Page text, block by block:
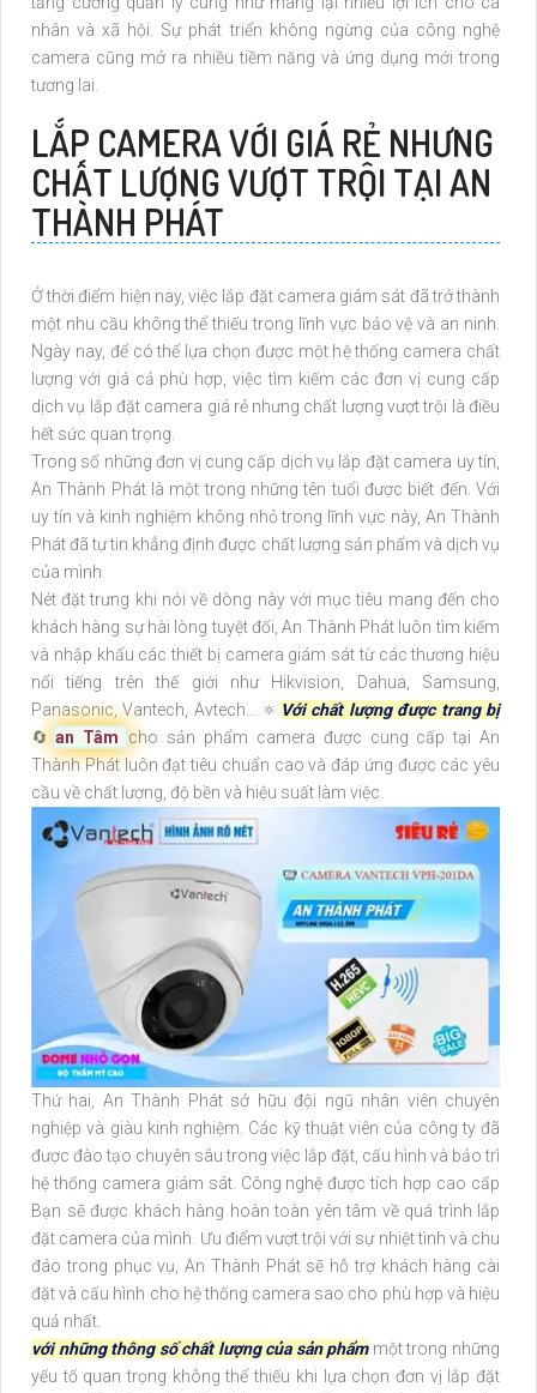
nhân và xã hội. Sự phát triển không ngừng của công nghệ
camera cũng mở ra nhiều tiềm năng và ứng dụng mới trong
tương lai.
LẮP CAMERA VỚI GIÁ RẺ NHƯNG
CHẤT LƯỢNG VƯỢT TRỘI TẠI AN
THÀNH PHÁT
Ở thời điểm hiện nay, việc lắp đặt camera giám sát đã trở thành
một nhu cầu không thể thiếu trong lĩnh vực bảo vệ và an ninh.
Ngày nay, để có thể lựa chọn được một hệ thống camera chất
lượng với giá cả phù hợp, việc tìm kiếm các đơn vị cung cấp
dịch vụ lắp đặt camera giá rẻ nhưng chất lượng vượt trội là điều
hết sức quan trọng.
Trong số những đơn vị cung cấp dịch vụ lắp đặt camera uy tín,
An Thành Phát là một trong những tên tuổi được biết đến. Với
uy tín và kinh nghiệm không nhỏ trong lĩnh vực này, An Thành
Phát đã tự tin khẳng định được chất lượng sản phẩm và dịch vụ
của mình.
Nét đặt trưng khi nói về dòng này với mục tiêu mang đến cho
khách hàng sự hài lòng tuyệt đối, An Thành Phát luôn tìm kiếm
và nhập khẩu các thiết bị camera giám sát từ các thương hiệu
nổi tiếng trên thế giới như Hikvision, Dahua, Samsung,
Panasonic, Vantech, Avtech... 🔅 Với chất lượng được trang bị
🔄 an Tâm
cho sản phẩm camera được cung cấp tại An
Thành Phát luôn đạt tiêu chuẩn cao và đáp ứng được các yêu
cầu về chất lượng, độ bền và hiệu suất làm việc.
Thứ hai, An Thành Phát sở hữu đội ngũ nhân viên chuyên
nghiệp và giàu kinh nghiệm. Các kỹ thuật viên của công ty đã
được đào tạo chuyên sâu trong việc lắp đặt, cấu hình và bảo trì
hệ thống camera giám sát. Công nghệ được tích hợp cao cấp
Bạn sẽ được khách hàng hoàn toàn yên tâm về quá trình lắp
đặt camera của mình. Ưu điểm vượt trội với sự nhiệt tình và chu
đáo trong phục vụ, An Thành Phát sẽ hỗ trợ khách hàng cài
đặt và cấu hình cho hệ thống camera sao cho phù hợp và hiệu
quả nhất.
với những thông số chất lượng của sản phẩmmột trong những
yếu tố quan trọng không thể thiếu khi lựa chọn đơn vị lắp đặt